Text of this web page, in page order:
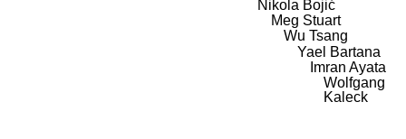
Nikola Bojić
Meg Stuart
Wu Tsang
Yael Bartana
Imran Ayata
Wolfgang
Kaleck